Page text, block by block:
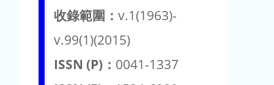
收錄範圍： v.1(1963)-
v.99(1)(2015)
ISSN (P)： 0041-1337